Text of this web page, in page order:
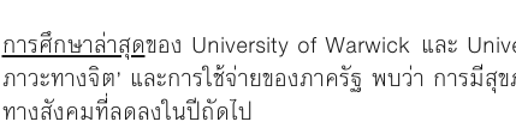
การศึกษาล่าสุดของ University of Warwick และ
ภาวะทางจิต’ และการใช้จ่ายของภาครัฐ พบว่า การ
ทางสังคมที่ลดลงในปีถัดไป